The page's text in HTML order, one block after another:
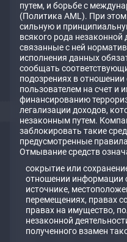
путем, и борьбе с
(Политика AML). При
сильную и
всякого рода незаконной
связанные с ней
исполнения данных
сообщать
подозрениях в отношении
пользователем на счет и
финансированию
легализации доходов,
незаконным путем.
заблокировать такие
предусмотренные
Отмывание средств
сокрытие или
отношении информации
источнике,
перемещениях, правах
правах на имущество,
незаконной
полученного взамен